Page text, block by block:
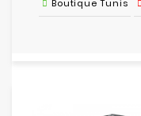
Boutique Tunis